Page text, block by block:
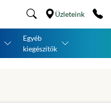
Üzleteink
Egyéb
kiegészítők